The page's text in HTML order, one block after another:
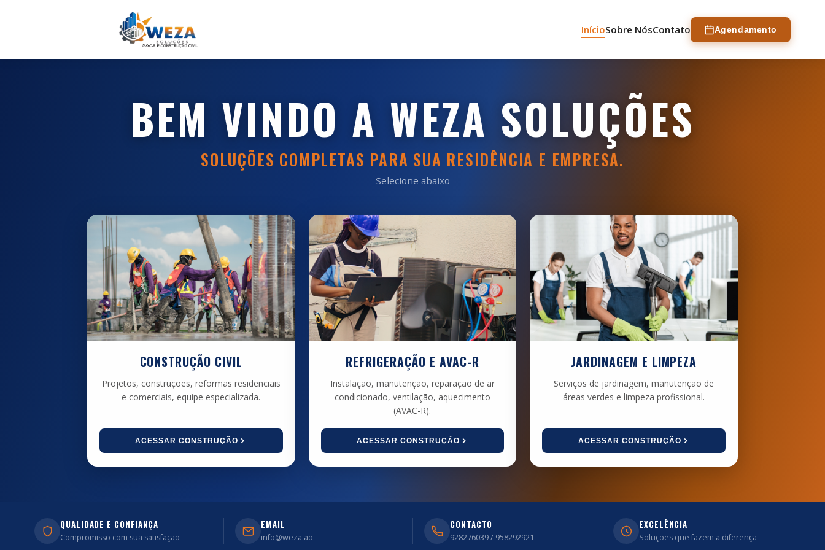
InícioSobre NósContato Agendamento
BEM VINDO A WEZA SOLUÇÕES
SOLUÇÕES COMPLETAS PARA SUA RESIDÊNCIA E EMPRESA.
Selecione abaixo
CONSTRUÇÃO CIVIL
Projetos, construções, reformas residenciais
e comerciais, equipe especializada.
ACESSAR CONSTRUÇÃO
REFRIGERAÇÃO E AVAC-R
Instalação, manutenção, reparação de ar
condicionado, ventilação, aquecimento
(AVAC-R).
ACESSAR CONSTRUÇÃO
JARDINAGEM E LIMPEZA
Serviços de jardinagem, manutenção de
áreas verdes e limpeza profissional.
ACESSAR CONSTRUÇÃO
QUALIDADE E CONFIANÇA
Compromisso com sua satisfação
EMAIL
info@weza.ao
CONTACTO
928276039 / 958292921
EXCELÊNCIA
Soluções que fazem a diferença